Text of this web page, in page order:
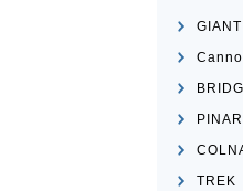
TREK